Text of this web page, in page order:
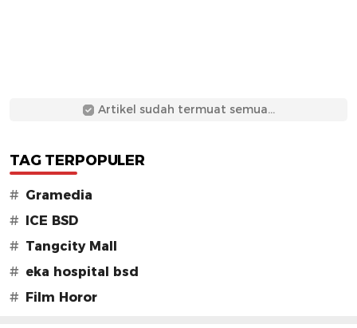
Artikel sudah termuat semua...
TAG TERPOPULER
# Gramedia
#
ICE BSD
# Tangcity Mall
# eka hospital bsd
#
Film Horor